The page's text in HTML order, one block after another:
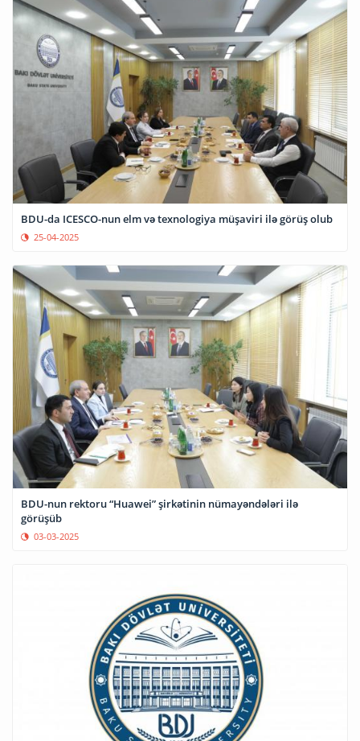
BDU-da ICESCO-nun elm və texnologiya müşaviri ilə görüş olub
25-04-2025
BDU-nun rektoru “Huawei” şirkətinin nümayəndələri ilə
görüşüb
03-03-2025